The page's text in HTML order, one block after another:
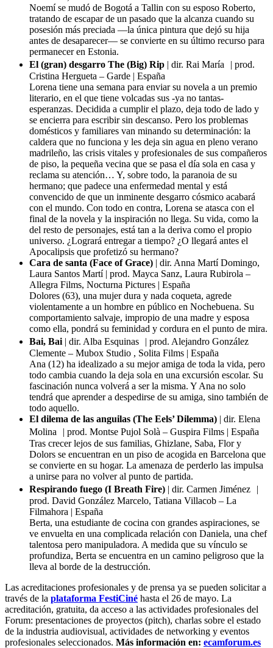
Noemí se mudó de Bogotá a Tallin con su esposo Roberto,
tratando de escapar de un pasado que la alcanza cuando su
posesión más preciada —la única pintura que dejó su hija
antes de desaparecer— se convierte en su último recurso para
permanecer en Estonia.
El (gran) desgarro The (Big) Rip | dir. Rai María | prod.
Cristina Hergueta – Garde | España
Lorena tiene una semana para enviar su novela a un premio
literario, en el que tiene volcadas sus -ya no tantas-
esperanzas. Decidida a cumplir el plazo, deja todo de lado y
se encierra para escribir sin descanso. Pero los problemas
domésticos y familiares van minando su determinación: la
caldera que no funciona y les deja sin agua en pleno verano
madrileño, las crisis vitales y profesionales de sus compañeros
de piso, la pequeña vecina que se pasa el día sola en casa y
reclama su atención… Y, sobre todo, la paranoia de su
hermano; que padece una enfermedad mental y está
convencido de que un inminente desgarro cósmico acabará
con el mundo. Con todo en contra, Lorena se atasca con el
final de la novela y la inspiración no llega. Su vida, como la
del resto de personajes, está tan a la deriva como el propio
universo. ¿Logrará entregar a tiempo? ¿O llegará antes el
Apocalipsis que profetizó su hermano?
Cara de santa (Face of Grace) | dir. Anna Martí Domingo,
Laura Santos Martí | prod. Mayca Sanz, Laura Rubirola –
Allegra Films, Nocturna Pictures | España
Dolores (63), una mujer dura y nada coqueta, agrede
violentamente a un hombre en público en Nochebuena. Su
comportamiento salvaje, impropio de una madre y esposa
como ella, pondrá su feminidad y cordura en el punto de mira.
Bai, Bai | dir. Alba Esquinas | prod. Alejandro González
Clemente – Mubox Studio , Solita Films | España
Ana (12) ha idealizado a su mejor amiga de toda la vida, pero
todo cambia cuando la deja sola en una excursión escolar. Su
fascinación nunca volverá a ser la misma. Y Ana no solo
tendrá que aprender a despedirse de su amiga, sino también de
todo aquello.
El dilema de las anguilas (The Eels’ Dilemma) | dir. Elena
Molina | prod. Montse Pujol Solà – Guspira Films | España
Tras crecer lejos de sus familias, Ghizlane, Saba, Flor y
Dolors se encuentran en un piso de acogida en Barcelona que
se convierte en su hogar. La amenaza de perderlo las impulsa
a unirse para no volver al punto de partida.
Respirando fuego (I Breath Fire) | dir. Carmen Jiménez |
prod. David González Marcelo, Tatiana Villacob – La
Filmahora | España
Berta, una estudiante de cocina con grandes aspiraciones, se
ve envuelta en una complicada relación con Daniela, una chef
talentosa pero manipuladora. A medida que su vínculo se
profundiza, Berta se encuentra en un camino peligroso que la
lleva al borde de la destrucción.
Las acreditaciones profesionales y de prensa ya se pueden solicitar a
través de la plataforma FestiCiné hasta el 26 de mayo. La
acreditación, gratuita, da acceso a las actividades profesionales del
Forum: presentaciones de proyectos (pitch), charlas sobre el estado
de la industria audiovisual, actividades de networking y eventos
profesionales seleccionados. Más información en: ecamforum.es